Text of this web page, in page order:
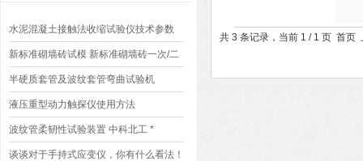
水泥混凝土接触法收缩试验仪技术参数
新标准砌墙砖试模 新标准砌墙砖一次/二
次成型试模
半硬质套管及波纹套管弯曲试验机
液压重型动力触探仪使用方法
波纹管柔韧性试验装置 中科北工 *
谈谈对于手持式应变仪，你有什么看法！
共 3 条记录，当前 1 / 1 页 首